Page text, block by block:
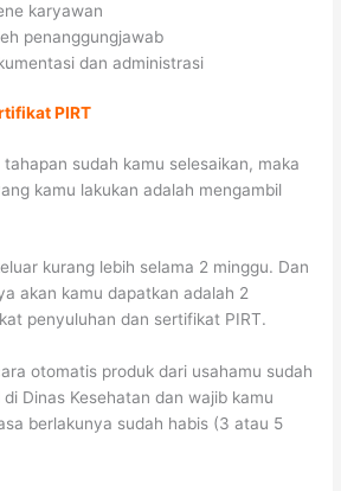
karyawan
penanggungjawab
dan administrasi
PIRT
sudah kamu selesaikan, maka
kamu lakukan adalah mengambil
kurang lebih selama 2 minggu. Dan
akan kamu dapatkan adalah 2
penyuluhan dan sertifikat PIRT.
otomatis produk dari usahamu sudah
Dinas Kesehatan dan wajib kamu
berlakunya sudah habis (3 atau 5